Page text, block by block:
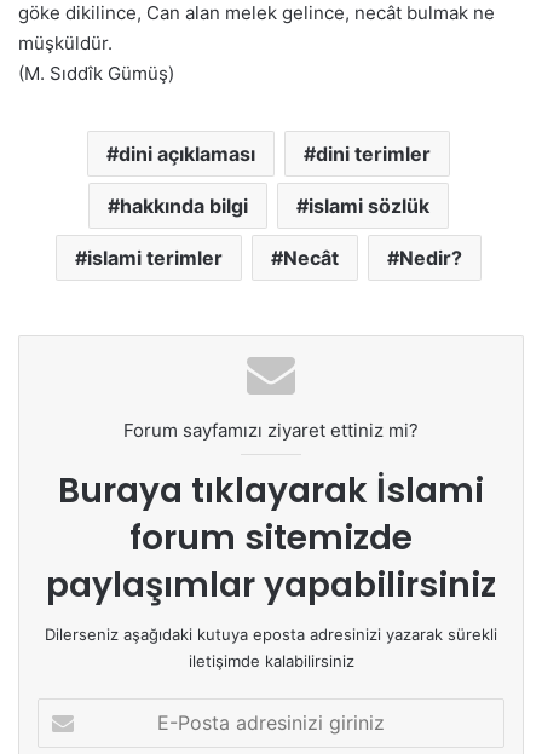
göke dikilince, Can alan melek gelince, necât bulmak ne
müşküldür.
(M. Sıddîk Gümüş)
dini açıklaması dini terimler
hakkında bilgi islami sözlük
islami terimler Necât Nedir?
Forum sayfamızı ziyaret ettiniz mi?
Buraya tıklayarak İslami
forum sitemizde
paylaşımlar yapabilirsiniz
Dilerseniz aşağıdaki kutuya eposta adresinizi yazarak sürekli
iletişimde kalabilirsiniz